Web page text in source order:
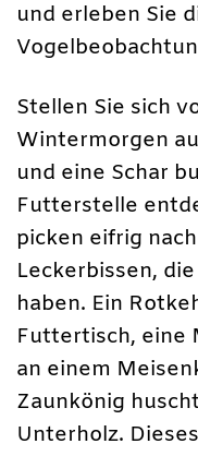
und erleben Sie
Stellen Sie sich
Wintermorgen
und eine Schar
Futterstelle
picken eifrig
Leckerbissen,
haben. Ein
Futtertisch, eine
an einem
Zaunkönig
Unterholz.